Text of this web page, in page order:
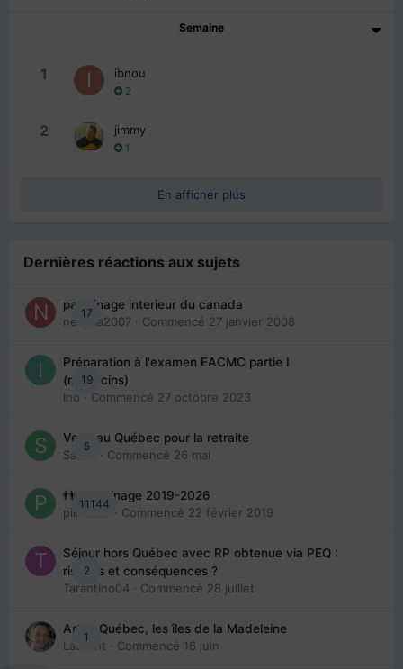
Semaine
1 ibnou
2
2 jimmy
1
En afficher plus
Dernières réactions aux sujets
17
parrainage interieur du canada
nedjma2007 · Commencé 27 janvier 2008
19
Préparation à l'examen EACMC partie I
(médecins)
Ino · Commencé 27 octobre 2023
5
Venir au Québec pour la retraite
Sab74
· Commencé 26 mai
11144
👬 Parrainage 2019-2026
piinoush · Commencé 22 février 2019
2
Séjour hors Québec avec RP obtenue via PEQ :
risques et conséquences ?
Tarantino04 · Commencé 28 juillet
1
Arte : Québec, les îles de la Madeleine
Laurent · Commencé 16 juin